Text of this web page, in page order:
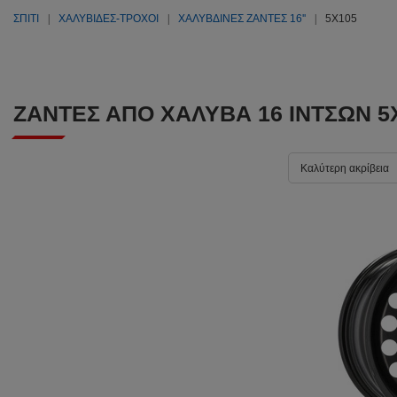
ΣΠΊΤΙ ΧΑΛΥΒΙΔΕΣ-ΤΡΟΧΟΙ ΧΑΛΎΒΔΙΝΕΣ ΖΆΝΤΕΣ 16'' 5X105
ΖΆΝΤΕΣ ΑΠΌ ΧΆΛΥΒΑ 16 ΙΝΤΣΏΝ
Καλύτερη ακρίβεια